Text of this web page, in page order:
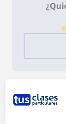
Zona de